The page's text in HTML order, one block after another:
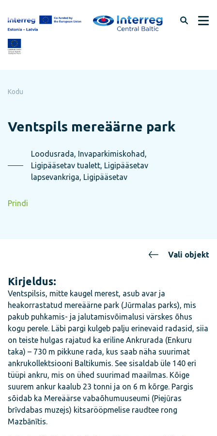
lehe
sisu
vahele
Kodu
Ventspils mereäärne park
Loodusrada, Invaparkimiskohad,
Ligipääsetav tualett, Ligipääsetav
lapsevankriga, Ligipääsetav
Prindi
Vali objekt
Kirjeldus:
Ventspilsis, mitte kaugel merest, asub avar ja
heakorrastatud mereäärne park (Jūrmalas parks), mis
pakub puhkamis- ja jalutamisvõimalusi värskes õhus
kogu perele. Läbi pargi kulgeb palju erinevaid radasid, siia
on teiste hulgas rajatud ka eriline Ankrurada (Enkuru
taka) – 730 m pikkune rada, kus saab näha suurimat
ankrukollektsiooni Baltikumis. See sisaldab üle 140 eri
tüüpi ankru, mis on ühed suurimad maailmas. Kõige
suurem ankur kaalub 23 tonni ja on 6 m kõrge. Pargis
sõidab ka Mereäärse vabaõhumuuseumi (Piejūras
brīvdabas muzejs) kitsarööpmelise raudtee rong
Mazbānītis.